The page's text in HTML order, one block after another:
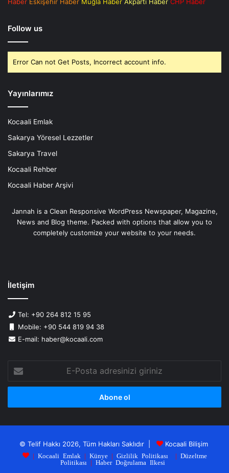
Follow us
Error Can not Get Posts, Incorrect account info.
Yayınlarımız
Kocaali Emlak
Sakarya Yöresel Lezzetler
Sakarya Travel
Kocaali Rehber
Kocaali Haber Arşivi
Jannah is a Clean Responsive WordPress Newspaper, Magazine,
News and Blog theme. Packed with options that allow you to
completely customize your website to your needs.
İletişim
Tel: +90 264 812 15 95
Mobile: +90 544 819 94 38
E-mail: haber@kocaali.com
Posta
adresinizi
© Telif Hakkı 2026, Tüm Hakları Saklıdır | Kocaali Bilişim
| Kocaali Emlak | Künye| Gizlilik Politikası | Düzeltme
Politikası | Haber Doğrulama Ilkesi